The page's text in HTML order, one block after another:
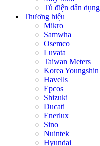
Tủ điện dân dụng
Thương hiệu
Mikro
Samwha
Osemco
Luvata
Taiwan Meters
Korea Youngshin
Havells
Epcos
Shizuki
Ducati
Enerlux
Sino
Nuintek
Hyundai